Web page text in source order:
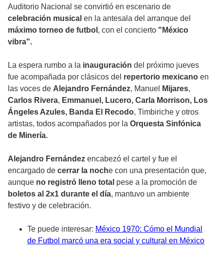
Auditorio Nacional se convirtió en escenario de
celebración musical en la antesala del arranque del
máximo torneo de futbol , con el concierto "México
vibra".
La espera rumbo a la inauguración del próximo jueves
fue acompañada por clásicos del repertorio mexicano en
las voces de Alejandro Fernández, Manuel Mijares,
Carlos Rivera, Emmanuel, Lucero, Carla Morrison, Los
Ángeles Azules, Banda El Recodo, Timbiriche y otros
artistas, todos acompañados por la Orquesta Sinfónica
de Minería.
Alejandro Fernández encabezó el cartel y fue el
encargado de cerrar la noche con una presentación que,
aunque no registró lleno total pese a la promoción de
boletos al 2x1 durante el día, mantuvo un ambiente
festivo y de celebración.
Te puede interesar: México 1970: Cómo el Mundial
de Futbol marcó una era social y cultural en México